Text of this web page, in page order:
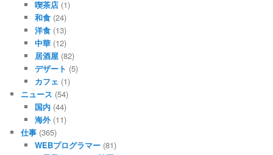
喫茶店(1)
和食(24)
洋食(13)
中華(12)
居酒屋(82)
デザート (5)
カフェ (1)
ニュース (54)
国内(44)
海外(11)
仕事 (365)
WEBプログラマー(81)